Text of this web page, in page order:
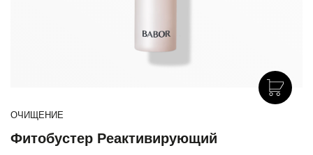
ОЧИЩЕНИЕ
Фитобустер Реактивирующий